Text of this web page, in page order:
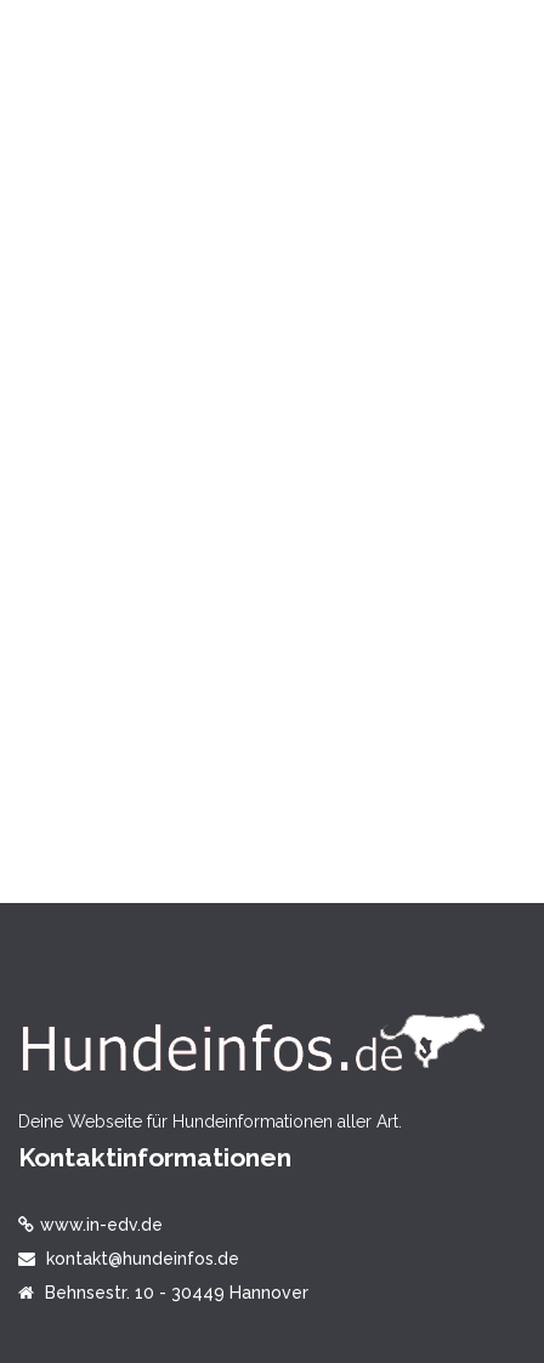
Deine Webseite für Hundeinformationen aller Art.
Kontaktinformationen
www.in-edv.de
kontakt@hundeinfos.de
Behnsestr. 10 - 30449 Hannover